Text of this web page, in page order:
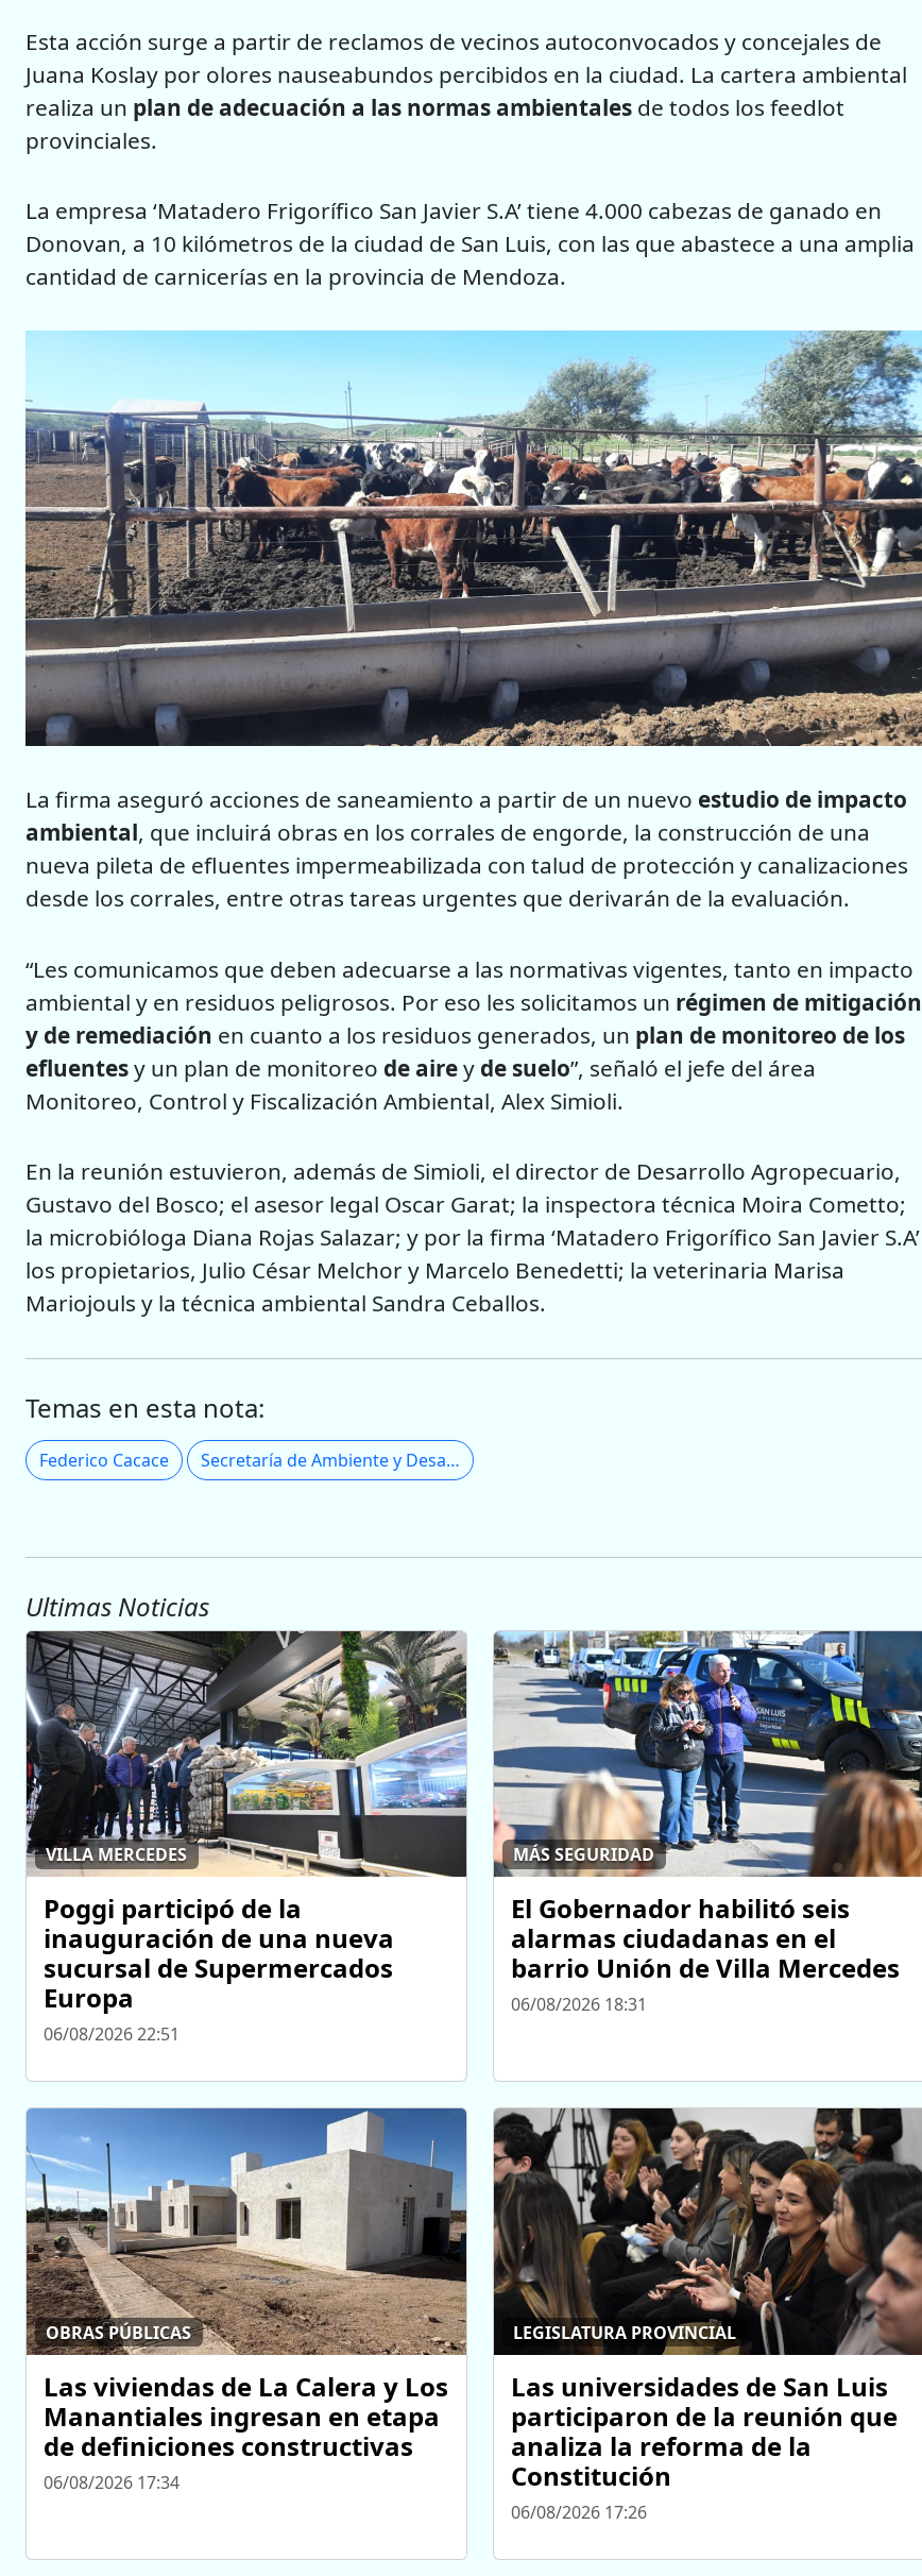
Esta acción surge a partir de reclamos de vecinos autoconvocados y concejales de
Juana Koslay por olores nauseabundos percibidos en la ciudad. La cartera ambiental
realiza un plan de adecuación a las normas ambientales de todos los feedlot
provinciales.
La empresa ‘Matadero Frigorífico San Javier S.A’ tiene 4.000 cabezas de ganado en
Donovan, a 10 kilómetros de la ciudad de San Luis, con las que abastece a una amplia
cantidad de carnicerías en la provincia de Mendoza.
La firma aseguró acciones de saneamiento a partir de un nuevo estudio de impacto
ambiental, que incluirá obras en los corrales de engorde, la construcción de una
nueva pileta de efluentes impermeabilizada con talud de protección y canalizaciones
desde los corrales, entre otras tareas urgentes que derivarán de la evaluación.
“Les comunicamos que deben adecuarse a las normativas vigentes, tanto en impacto
ambiental y en residuos peligrosos. Por eso les solicitamos un régimen de mitigación
y de remediación en cuanto a los residuos generados, un plan de monitoreo de los
efluentesy un plan de monitoreo de airey de suelo”, señaló el jefe del área
Monitoreo, Control y Fiscalización Ambiental, Alex Simioli.
En la reunión estuvieron, además de Simioli, el director de Desarrollo Agropecuario,
Gustavo del Bosco; el asesor legal Oscar Garat; la inspectora técnica Moira Cometto;
la microbióloga Diana Rojas Salazar; y por la firma ‘Matadero Frigorífico San Javier S.A’
los propietarios, Julio César Melchor y Marcelo Benedetti; la veterinaria Marisa
Mariojouls y la técnica ambiental Sandra Ceballos.
Temas en esta nota:
Federico Cacace Secretaría de Ambiente y Desarrollo Sustentable
Ultimas Noticias
VILLA MERCEDES
Poggi participó de la
inauguración de una nueva
sucursal de Supermercados
Europa
06/08/2026 22:51
MÁS SEGURIDAD
El Gobernador habilitó seis
alarmas ciudadanas en el
barrio Unión de Villa Mercedes
06/08/2026 18:31
OBRAS PÚBLICAS
Las viviendas de La Calera y Los
Manantiales ingresan en etapa
de definiciones constructivas
06/08/2026 17:34
LEGISLATURA PROVINCIAL
Las universidades de San Luis
participaron de la reunión que
analiza la reforma de la
Constitución
06/08/2026 17:26